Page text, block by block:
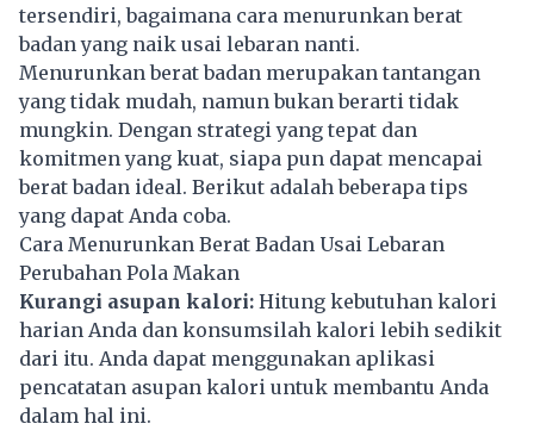
tersendiri, bagaimana cara menurunkan berat
badan yang naik usai lebaran nanti.
Menurunkan berat badan merupakan tantangan
yang tidak mudah, namun bukan berarti tidak
mungkin. Dengan strategi yang tepat dan
komitmen yang kuat, siapa pun dapat mencapai
berat badan ideal. Berikut adalah beberapa tips
yang dapat Anda coba.
Cara Menurunkan Berat Badan Usai Lebaran
Perubahan Pola Makan
Kurangi asupan kalori: Hitung kebutuhan kalori
harian Anda dan konsumsilah kalori lebih sedikit
dari itu. Anda dapat menggunakan aplikasi
pencatatan asupan kalori untuk membantu Anda
dalam hal ini.